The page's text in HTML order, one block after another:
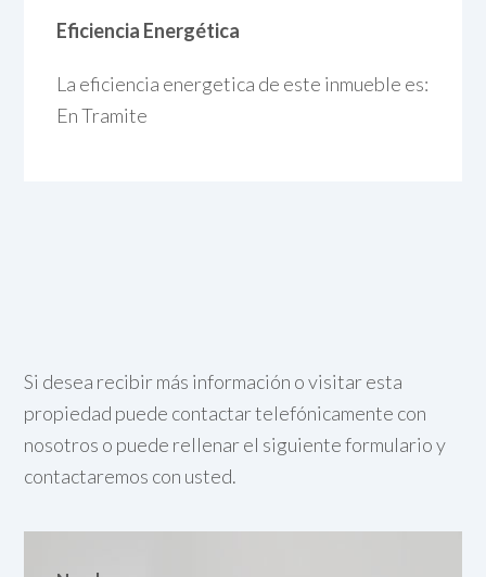
Eficiencia Energética
La eficiencia energetica de este inmueble es:
En Tramite
Si desea recibir más información o visitar esta
propiedad puede contactar telefónicamente con
nosotros o puede rellenar el siguiente formulario y
contactaremos con usted.